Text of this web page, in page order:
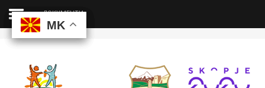
MK
MK
ДКЦ
ДОКУМЕНТИ
MK
MK
Пребарајте на нашата веб страна